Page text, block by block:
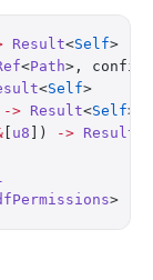
Result<Self>
<Path>, config
<Self>
-> Result<Self>
u8 ]) -> Result
>